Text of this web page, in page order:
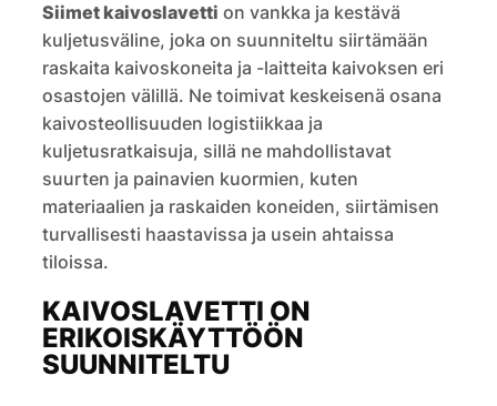
Siimet kaivoslavetti on vankka ja kestävä
kuljetusväline, joka on suunniteltu siirtämään
raskaita kaivoskoneita ja -laitteita kaivoksen eri
osastojen välillä. Ne toimivat keskeisenä osana
kaivosteollisuuden logistiikkaa ja
kuljetusratkaisuja, sillä ne mahdollistavat
suurten ja painavien kuormien, kuten
materiaalien ja raskaiden koneiden, siirtämisen
turvallisesti haastavissa ja usein ahtaissa
tiloissa.
KAIVOSLAVETTI ON
ERIKOISKÄYTTÖÖN
SUUNNITELTU